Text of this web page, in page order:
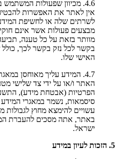
4.6. מכיוון שפעולות
אין לאתר את האפשרות
לשרתים שלה או לחשיפת
מבצעים פעולות אשר אינם
מוותר בזאת על כל טענה,
בקשר לכל נזק בקשר לכך,
האישי שלו.
4.7. המידע עליך מאוחסן
האתר ו/או על ידי צד שלישי
סיסמאות, נשמר במאגרי
עשויים להימצא מחוץ
באתר, אתה מסכים להעברת
ישראל.
5. הזכות לעיון במידע